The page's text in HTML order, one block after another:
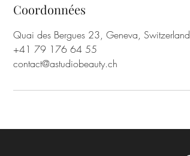
Coordonnées
Quai des Bergues 23, Geneva, Switzerland
+41 79 176 64 55
contact@astudiobeauty.ch